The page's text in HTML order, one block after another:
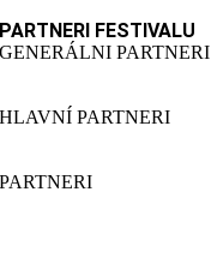
PARTNERI FESTIVALU
GENERÁLNI PARTNERI
HLAVNÍ PARTNERI
PARTNERI